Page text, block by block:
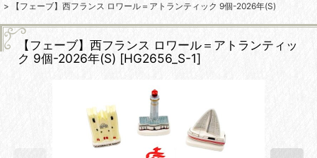
>
【フェーブ】西フランス ロワール＝アトランティック 9個-2026年(S)
【フェーブ】西フランス ロワール＝アトランティッ
ク 9個-2026年(S) [HG2656_S-1]